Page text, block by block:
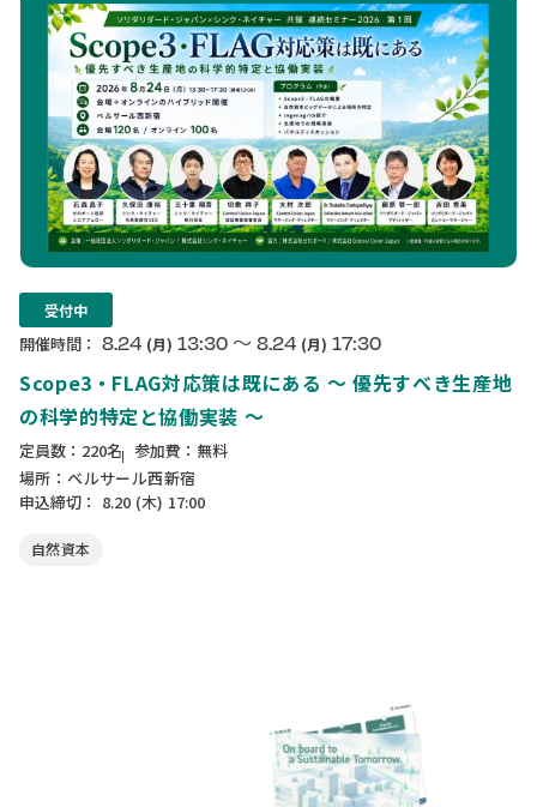
受付中
開催時間： 8.24 (月) 13:30 〜 8.24 (月) 17:30
Scope3・FLAG対応策は既にある ～ 優先すべき生産地
の科学的特定と協働実装 ～
定員数：220名 参加費：無料
場所：ベルサール西新宿
申込締切： 8.20 (木) 17:00
自然資本